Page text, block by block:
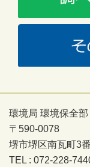
環境局 環境保全
〒590-0078
堺市堺区南瓦町3
TEL : 072-228-